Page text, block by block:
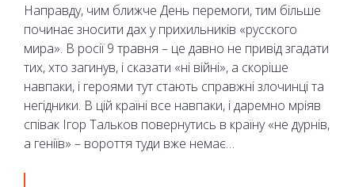
Направду, чим ближче День перемоги, тим більше
починає зносити дах у прихильників «русского
мира». В росії 9 травня – це давно не привід згадати
тих, хто загинув, і сказати «ні війні», а скоріше
навпаки, і героями тут стають справжні злочинці та
негідники. В цій країні все навпаки, і даремно мріяв
співак Ігор Тальков повернутись в країну «не дурнів,
а геніїв» – вороття туди вже немає…